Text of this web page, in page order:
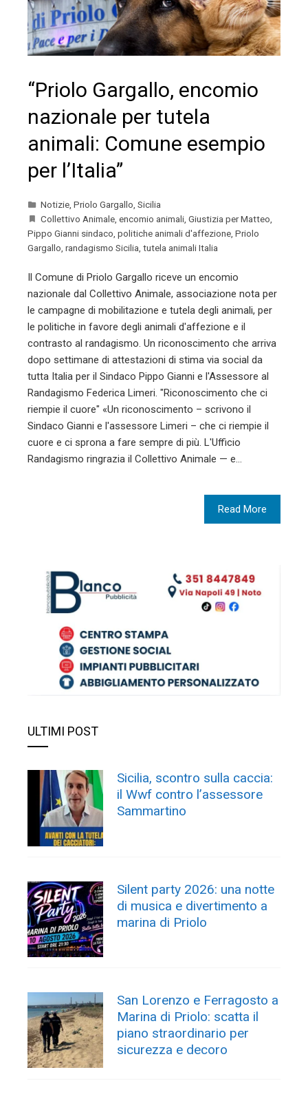
“Priolo Gargallo, encomio
nazionale per tutela
animali: Comune esempio
per l’Italia”
Notizie, Priolo Gargallo, Sicilia
Collettivo Animale, encomio animali, Giustizia per Matteo,
Pippo Gianni sindaco, politiche animali d'affezione, Priolo
Gargallo, randagismo Sicilia, tutela animali Italia
Il Comune di Priolo Gargallo riceve un encomio
nazionale dal Collettivo Animale, associazione nota per
le campagne di mobilitazione e tutela degli animali, per
le politiche in favore degli animali d'affezione e il
contrasto al randagismo. Un riconoscimento che arriva
dopo settimane di attestazioni di stima via social da
tutta Italia per il Sindaco Pippo Gianni e l'Assessore al
Randagismo Federica Limeri. "Riconoscimento che ci
riempie il cuore" «Un riconoscimento – scrivono il
Sindaco Gianni e l'assessore Limeri – che ci riempie il
cuore e ci sprona a fare sempre di più. L'Ufficio
Randagismo ringrazia il Collettivo Animale — e…
Read More
ULTIMI POST
Sicilia, scontro sulla caccia:
il Wwf contro l’assessore
Sammartino
Silent party 2026: una notte
di musica e divertimento a
marina di Priolo
San Lorenzo e Ferragosto a
Marina di Priolo: scatta il
piano straordinario per
sicurezza e decoro